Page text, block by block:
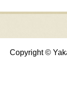
Copyright ©